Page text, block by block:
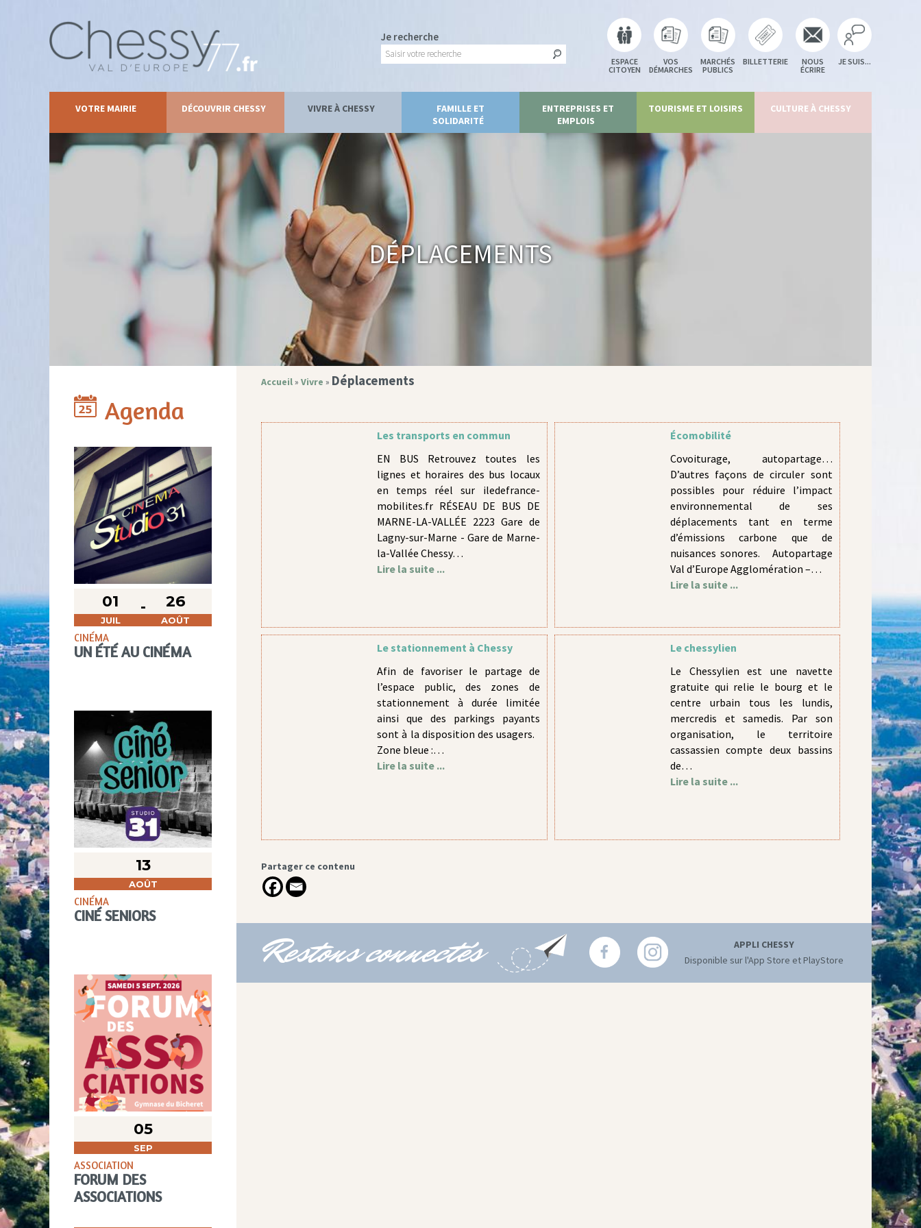
Je recherche
ESPACE
CITOYEN
VOS
DÉMARCHES
MARCHÉS
PUBLICS
BILLETTERIE
NOUS
ÉCRIRE
JE SUIS...
VOTRE MAIRIE DÉCOUVRIR CHESSY VIVRE À CHESSY
FAMILLE ET
SOLIDARITÉ
ENTREPRISES ET
EMPLOIS
TOURISME ET LOISIRS CULTURE À CHESSY
Déplacements
Agenda
01
JUIL
26
AOÛT
CINÉMA
UN ÉTÉ AU CINÉMA
13
AOÛT
CINÉMA
CINÉ SENIORS
05
SEP
ASSOCIATION
FORUM DES
ASSOCIATIONS
Accueil» Vivre » Déplacements
Les transports en commun
EN BUS Retrouvez toutes les
lignes et horaires des bus locaux
en temps réel sur iledefrance-
mobilites.fr RÉSEAU DE BUS DE
MARNE-LA-VALLÉE 2223 Gare de
Lagny-sur-Marne - Gare de Marne-
la-Vallée Chessy…
Lire la suite ...
Écomobilité
Covoiturage, autopartage…
D’autres façons de circuler sont
possibles pour réduire l’impact
environnemental de ses
déplacements tant en terme
d’émissions carbone que de
nuisances sonores. Autopartage
Val d’Europe Agglomération –…
Lire la suite ...
Le stationnement à Chessy
Afin de favoriser le partage de
l’espace public, des zones de
stationnement à durée limitée
ainsi que des parkings payants
sont à la disposition des usagers.
Zone bleue :…
Lire la suite ...
Le chessylien
Le Chessylien est une navette
gratuite qui relie le bourg et le
centre urbain tous les lundis,
mercredis et samedis. Par son
organisation, le territoire
cassassien compte deux bassins
de…
Lire la suite ...
Partager ce contenu
Restons connectés
APPLI CHESSY
Disponible sur l'App Store et PlayStore